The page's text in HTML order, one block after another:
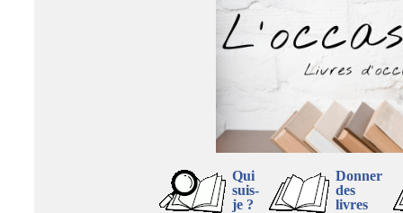
Qui
suis-
je ?
Donner
des
livres